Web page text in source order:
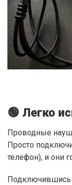
🟢 Легко
Проводные
Просто
телефон), и они
Подключившись